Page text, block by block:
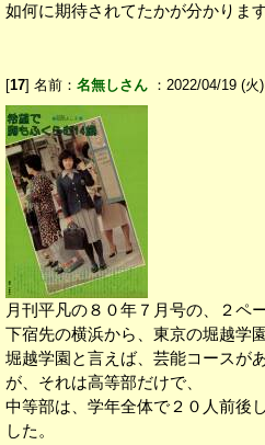
如何に期待されてたかが分かります
[17] 名前： 名無しさん ：2022/04/19 (火
月刊平凡の８０年７月号の、２ペ
下宿先の横浜から、東京の堀越学
堀越学園と言えば、芸能コースが
が、それは高等部だけで、
中等部は、学年全体で２０人前後
した。